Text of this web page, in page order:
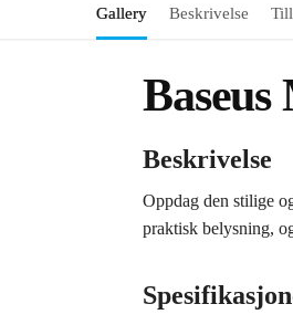
Gallery Beskrivelse
Beskrivelse
Oppdag den stilige
praktisk belysning,